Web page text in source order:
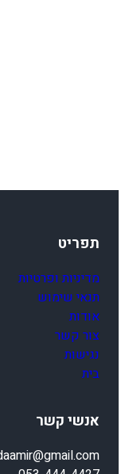
תפריט
מדיניות ופרטיות
תנאי שימוש
אודות
צור קשר
נגישות
בית
אנשי קשר